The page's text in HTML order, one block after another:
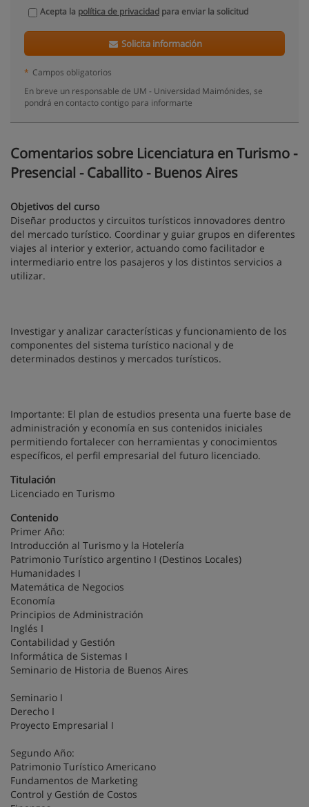
Acepta la política de privacidad para enviar la solicitud
Solicita información
* Campos obligatorios
En breve un responsable de UM - Universidad Maimónides, se
pondrá en contacto contigo para informarte
Comentarios sobre Licenciatura en Turismo -
Presencial - Caballito - Buenos Aires
Objetivos del curso
Diseñar productos y circuitos turísticos innovadores dentro
del mercado turístico. Coordinar y guiar grupos en diferentes
viajes al interior y exterior, actuando como facilitador e
intermediario entre los pasajeros y los distintos servicios a
utilizar.
Investigar y analizar características y funcionamiento de los
componentes del sistema turístico nacional y de
determinados destinos y mercados turísticos.
Importante: El plan de estudios presenta una fuerte base de
administración y economía en sus contenidos iniciales
permitiendo fortalecer con herramientas y conocimientos
específicos, el perfil empresarial del futuro licenciado.
Titulación
Licenciado en Turismo
Contenido
Primer Año:
Introducción al Turismo y la Hotelería
Patrimonio Turístico argentino I (Destinos Locales)
Humanidades I
Matemática de Negocios
Economía
Principios de Administración
Inglés I
Contabilidad y Gestión
Informática de Sistemas I
Seminario de Historia de Buenos Aires
Seminario I
Derecho I
Proyecto Empresarial I
Segundo Año:
Patrimonio Turístico Americano
Fundamentos de Marketing
Control y Gestión de Costos